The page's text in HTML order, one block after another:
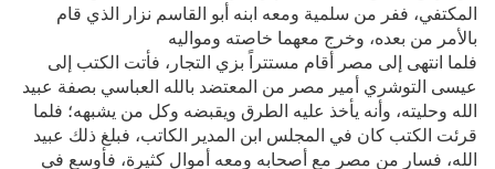
المكتفي، ففر من سلمية ومعه ابنه أبو القاسم نزار الذي قام
بالأمر من بعده، وخرج معهما خاصته ومواليه
فلما انتهى إلى مصر أقام مستتراً بزي التجار، فأتت الكتب إلى
عيسى التوشري أمير مصر من المعتضد بالله العباسي بصفة عبيد
الله وحليته، وأنه يأخذ عليه الطرق ويقبضه وكل من يشبهه؛ فلما
قرئت الكتب كان في المجلس ابن المدير الكاتب، فبلغ ذلك عبيد
الله، فسار من مصر مع أصحابه ومعه أموال كثيرة، فأوسع في